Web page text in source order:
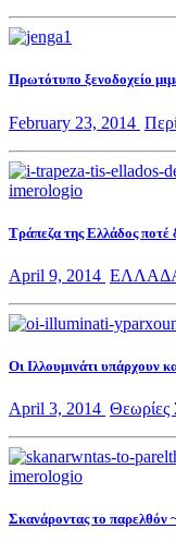
Πρωτότυπο ξενοδοχείο
February 23, 2014
Τράπεζα της Ελλάδος ποτέ
April 9, 2014
Οι Ιλλουμινάτι υπάρχουν
April 3, 2014 Θεωρίες
Σκανάροντας το παρελθόν